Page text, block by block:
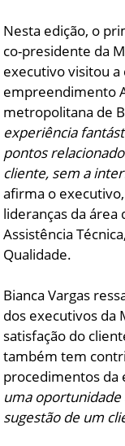
Nesta edição, o
co-presidente da
executivo visitou a
empreendimento
metropolitana de
experiência
pontos
cliente, sem a
afirma o
lideranças da área
Assistência
Qualidade.
Bianca Vargas
dos executivos da
satisfação do
também tem
procedimentos da
uma
sugestão de um